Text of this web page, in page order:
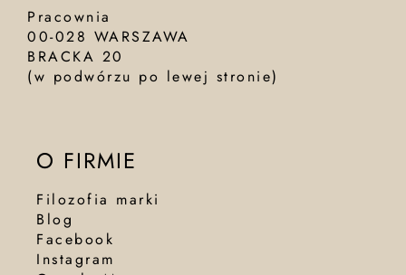
Pracownia
00-028 WARSZAWA
BRACKA 20
(w podwórzu po lewej stronie)
O FIRMIE
Filozofia marki
Blog
Facebook
Instagram